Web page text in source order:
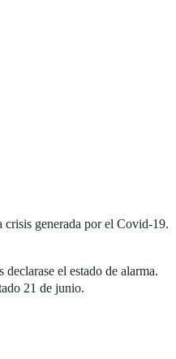
generada por el Covid-19.
el estado de alarma.
21 de junio.